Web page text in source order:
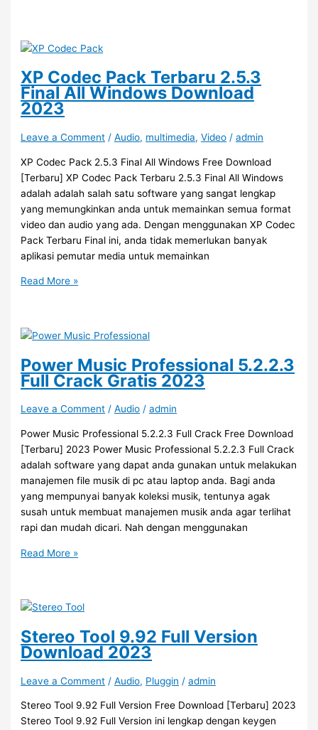
Components
Free
Downlaod
2023
XP Codec Pack Terbaru 2.5.3
Final All Windows Download
2023
Leave a Comment /Audio, multimedia,Video /admin
XP Codec Pack 2.5.3 Final All Windows Free Download
[Terbaru] XP Codec Pack Terbaru 2.5.3 Final All Windows
adalah adalah salah satu software yang sangat lengkap
yang memungkinkan anda untuk memainkan semua format
video dan audio yang ada. Dengan menggunakan XP Codec
Pack Terbaru Final ini, anda tidak memerlukan banyak
aplikasi pemutar media untuk memainkan
XP
Terbaru
2.5.3
Final
All
Windows
Download
Read More »
Power Music Professional 5.2.2.3
Full Crack Gratis 2023
Leave a Comment /Audio /admin
Power Music Professional 5.2.2.3 Full Crack Free Download
[Terbaru] 2023 Power Music Professional 5.2.2.3 Full Crack
adalah software yang dapat anda gunakan untuk melakukan
manajemen file musik di pc atau laptop anda. Bagi anda
yang mempunyai banyak koleksi musik, tentunya agak
susah untuk membuat manajemen musik anda agar terlihat
rapi dan mudah dicari. Nah dengan menggunakan
Power
5.2.2.3
Full
Crack
Gratis
2023
Read More »
Stereo Tool 9.92 Full Version
Download 2023
Leave a Comment /Audio, Pluggin /admin
Stereo Tool 9.92 Full Version Free Download [Terbaru] 2023
Stereo Tool 9.92 Full Version ini lengkap dengan keygen